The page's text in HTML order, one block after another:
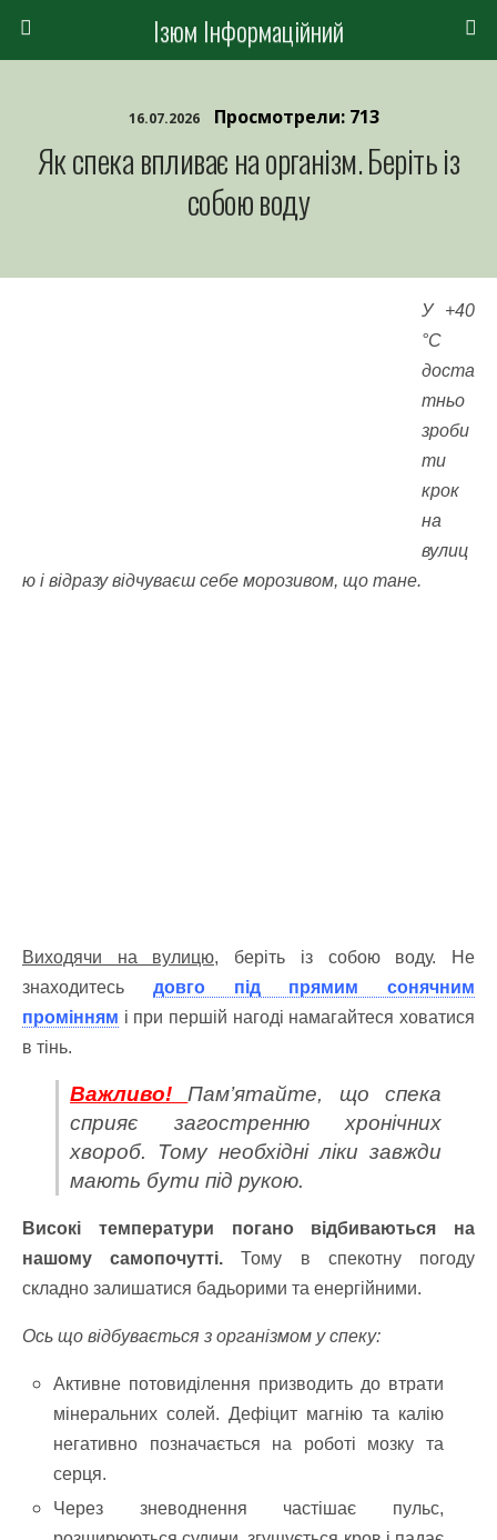
Ізюм Інформаційний
16.07.2026 Просмотрели: 713
Як спека впливає на організм. Беріть із
собою воду
У +40
°C
доста
тньо
зроби
ти
крок
на
вулиц
ю і відразу відчуваєш себе морозивом, що тане.
Виходячи на вулицю, беріть із собою воду. Не
знаходитесь довго під прямим сонячним
промінням і при першій нагоді намагайтеся ховатися
в тінь.
Важливо!
Пам’ятайте, що спека
сприяє загостренню хронічних
хвороб. Тому необхідні ліки завжди
мають бути під рукою.
Високі температури погано відбиваються на
нашому самопочутті. Тому в спекотну погоду
складно залишатися бадьорими та енергійними.
Ось що відбувається з організмом у спеку:
Активне потовиділення призводить до втрати
мінеральних солей. Дефіцит магнію та калію
негативно позначається на роботі мозку та
серця.
Через зневоднення частішає пульс,